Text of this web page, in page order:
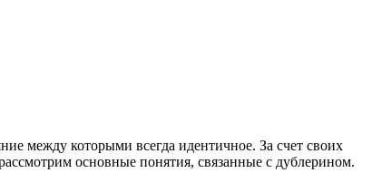
между которыми всегда идентичное. За счет своих
основные понятия, связанные с дублерином.